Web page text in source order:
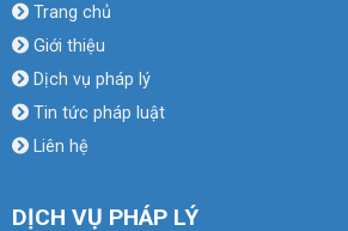
Trang chủ
Giới thiệu
Dịch vụ pháp lý
Tin tức pháp luật
Liên hệ
DỊCH VỤ PHÁP LÝ